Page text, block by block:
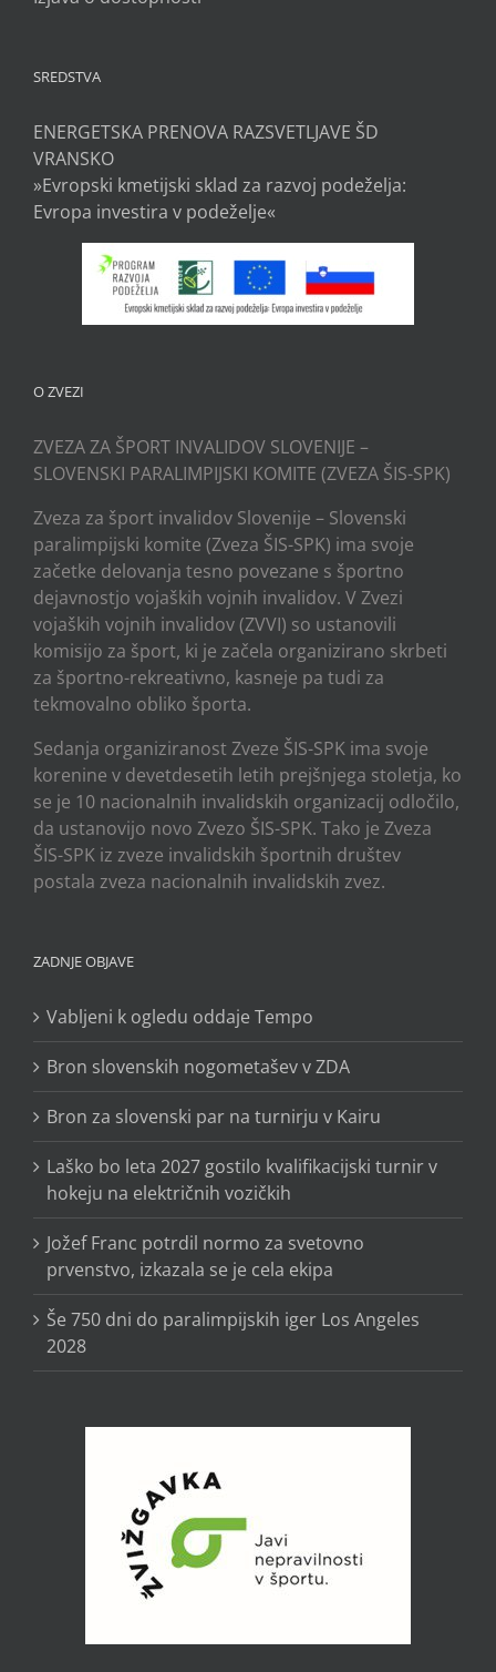
SREDSTVA
ENERGETSKA PRENOVA RAZSVETLJAVE ŠD
VRANSKO
»Evropski kmetijski sklad za razvoj podeželja:
Evropa investira v podeželje«
O ZVEZI
ZVEZA ZA ŠPORT INVALIDOV SLOVENIJE –
SLOVENSKI PARALIMPIJSKI KOMITE (ZVEZA ŠIS-SPK)
Zveza za šport invalidov Slovenije – Slovenski
paralimpijski komite (Zveza ŠIS-SPK) ima svoje
začetke delovanja tesno povezane s športno
dejavnostjo vojaških vojnih invalidov. V Zvezi
vojaških vojnih invalidov (ZVVI) so ustanovili
komisijo za šport, ki je začela organizirano skrbeti
za športno-rekreativno, kasneje pa tudi za
tekmovalno obliko športa.
Sedanja organiziranost Zveze ŠIS-SPK ima svoje
korenine v devetdesetih letih prejšnjega stoletja, ko
se je 10 nacionalnih invalidskih organizacij odločilo,
da ustanovijo novo Zvezo ŠIS-SPK. Tako je Zveza
ŠIS-SPK iz zveze invalidskih športnih društev
postala zveza nacionalnih invalidskih zvez.
ZADNJE OBJAVE
Vabljeni k ogledu oddaje Tempo
Bron slovenskih nogometašev v ZDA
Bron za slovenski par na turnirju v Kairu
Laško bo leta 2027 gostilo kvalifikacijski turnir v
hokeju na električnih vozičkih
Jožef Franc potrdil normo za svetovno
prvenstvo, izkazala se je cela ekipa
Še 750 dni do paralimpijskih iger Los Angeles
2028